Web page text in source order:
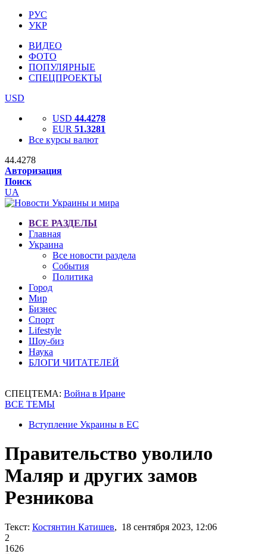
РУС
УКР
ВИДЕО
ФОТО
ПОПУЛЯРНЫЕ
СПЕЦПРОЕКТЫ
USD
USD 44.4278
EUR 51.3281
Все курсы валют
44.4278
Авторизация
Поиск
UA
ВСЕ РАЗДЕЛЫ
Главная
Украина
Все новости раздела
События
Политика
Город
Мир
Бизнес
Спорт
Lifestyle
Шоу-биз
Наука
БЛОГИ ЧИТАТЕЛЕЙ
СПЕЦТЕМА: Война в Иране
ВСЕ ТЕМЫ
Вступление Украины в ЕС
Правительство уволило
Маляр и других замов
Резникова
Текст: Костянтин Катишев, 18 сентября 2023, 12:06
2
1626